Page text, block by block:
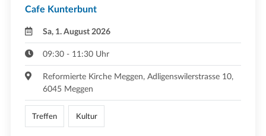
Cafe Kunterbunt
Sa, 1. August 2026
09:30 - 11:30 Uhr
Reformierte Kirche Meggen, Adligenswilerstrasse 10,
6045 Meggen
Treffen Kultur